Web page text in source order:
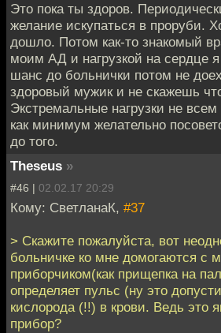
Это пока ты здоров.
желание искупаться в проруби.
дошло. Потом как-то знакомый
моим АД и нагрузкой на сердце
шанс до больнички потом не
здоровый мужик и не скажешь
Экстремальные нагрузки не
как минимум желательно
до того.
Theseus »
#46 | 02.02.17 20:29
Кому: СветланаК, #37
> Скажите пожалуйста, вот
больничке ко мне домогаются с
приборчиком(как прищепка на
определяет пульс (ну это
кислорода (!!) в крови. Ведь это
прибор?